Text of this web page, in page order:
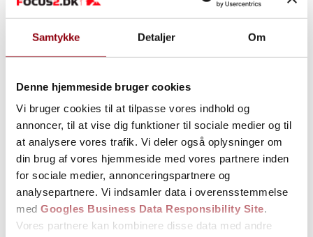
Samtykke Detaljer Om
Denne hjemmeside bruger cookies
Vi bruger cookies til at tilpasse vores indhold og
annoncer, til at vise dig funktioner til sociale medier og til
at analysere vores trafik. Vi deler også oplysninger om
din brug af vores hjemmeside med vores partnere inden
for sociale medier, annonceringspartnere og
analysepartnere. Vi indsamler data i overensstemmelse
med Googles Business Data Responsibility Site.
Vores partnere kan kombinere disse data med andre
påvirke resultatet af den tekniske gennemgang. Dette
eller for lav i forhold til markedsstandarden. En professionel
rapport fungerer som et solidt bevis, som alle parter kan læne
for opgaven:
Korrekt identifikation af, hvad der er forbedring, og hvad der
er vedligeholdelse.
Sikring af, at alle installationer lever op til de gældende
lovkrav.
En præcis udregning af afskrivninger på de forskellige
materialer og arbejder.